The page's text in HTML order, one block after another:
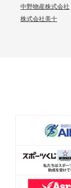
中野物産株式会社
株式会社美十